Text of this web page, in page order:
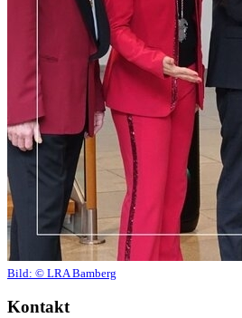
Bild: © LRA Bamberg
Kontakt